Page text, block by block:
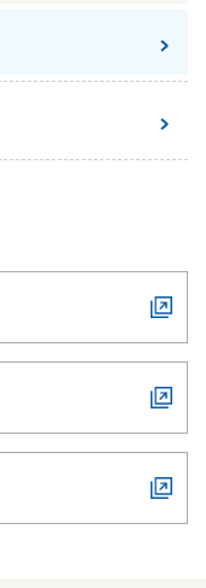
上の取組み